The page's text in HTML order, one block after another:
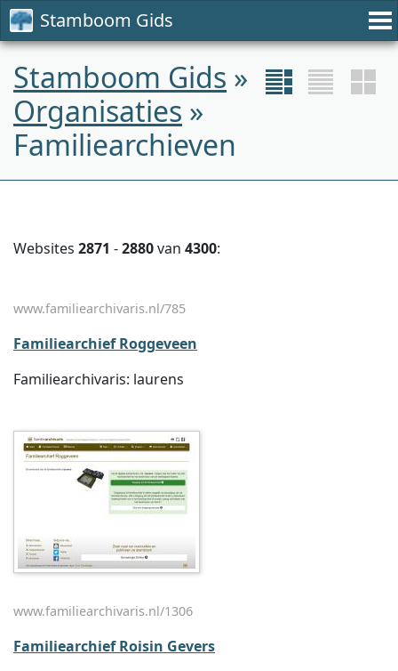
Stamboom Gids
Stamboom Gids »
Organisaties »
Familiearchieven
Websites 2871 -2880van 4300:
www.familiearchivaris.nl/785
Familiearchief Roggeveen
Familiearchivaris: laurens
www.familiearchivaris.nl/1306
Familiearchief Roisin Gevers